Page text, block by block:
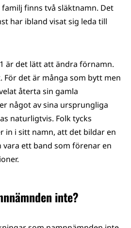
finns två släktnamn. Det
har ibland visat sig leda till
är det lätt att ändra förnamn.
För det är många som bytt men
återta sin gamla
något av sina ursprungliga
naturligtvis. Folk tycks
in i sitt namn, att det bildar en
ett band som förenar en
inte?